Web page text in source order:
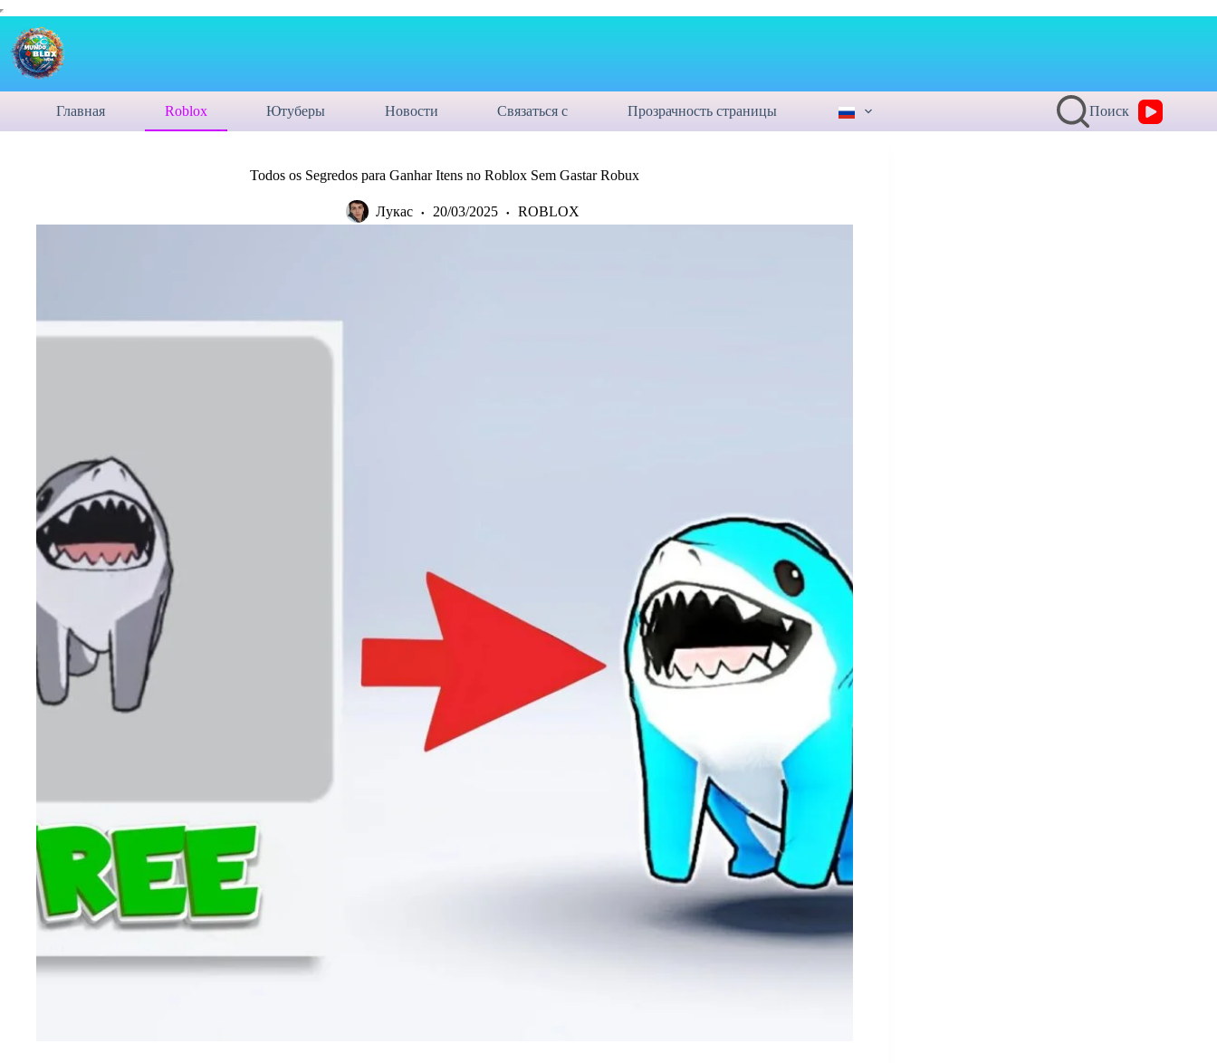
Главная Roblox Ютуберы Новости Связаться с Прозрачность страницы Поиск
Todos os Segredos para Ganhar Itens no Roblox Sem Gastar Robux
Лукас 20/03/2025 ROBLOX